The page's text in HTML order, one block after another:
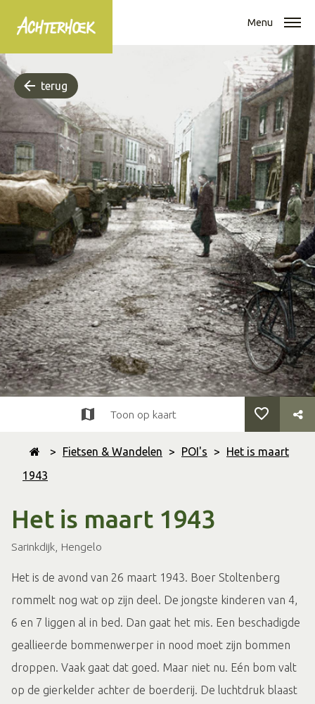
Menu
terug
> Fietsen & Wandelen > POI's >
Het is maart
1943
Het is maart 1943
Sarinkdijk, Hengelo
Toon op kaart
Het is de avond van 26 maart 1943. Boer Stoltenberg
rommelt nog wat op zijn deel. De jongste kinderen van 4,
6 en 7 liggen al in bed. Dan gaat het mis. Een beschadigde
geallieerde bommenwerper in nood moet zijn bommen
droppen. Vaak gaat dat goed. Maar niet nu. Eén bom valt
op de gierkelder achter de boerderij. De luchtdruk blaast